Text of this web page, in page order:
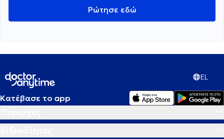
Ρώτησε εδώ
EL
Κατέβασε το app